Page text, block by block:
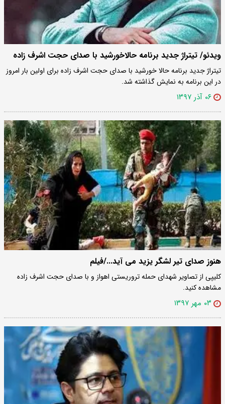
ویدئو/ تیتراژ جدید برنامه حالاخورشید با صدای حجت اشرف زاده
تیتراژ جدید برنامه حالا خورشید با صدای حجت اشرف زاده برای اولین بار امروز
در این برنامه به نمایش گذاشته شد.
۰۶ آذر ۱۳۹۷
هنوز صدای تیر لشگر یزید می آید.../فیلم
کلیپی از تصاویر شهدای حمله تروریستی اهواز و با صدای حجت اشرف زاده
مشاهده کنید.
۰۳ مهر ۱۳۹۷